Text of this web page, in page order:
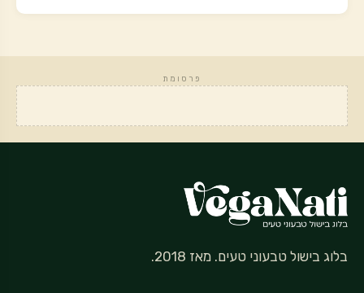
פרסומת
בלוג בישול טבעוני טעים. מאז 2018.